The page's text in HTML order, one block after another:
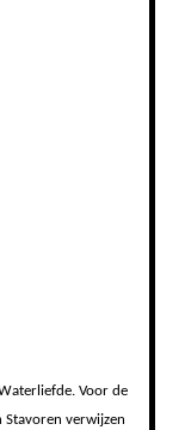
Voor de
verwijzen